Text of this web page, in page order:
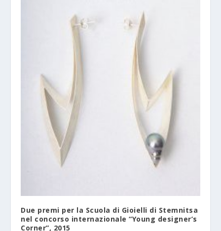
Due premi per la Scuola di Gioielli di Stemnitsa
nel concorso internazionale “Young designer’s
Corner”, 2015